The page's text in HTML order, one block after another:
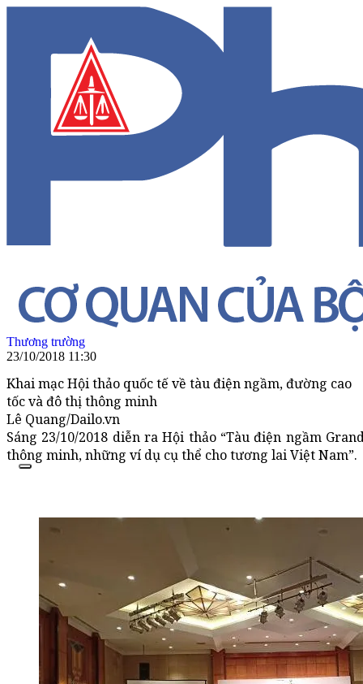
Thương trường
23/10/2018 11:30
Khai mạc Hội thảo quốc tế về tàu điện ngầm, đường cao
tốc và đô thị thông minh
Lê Quang/Dailo.vn
Sáng 23/10/2018 diễn ra Hội thảo “Tàu điện ngầm
thông minh, những ví dụ cụ thể cho tương lai Việt Nam”.